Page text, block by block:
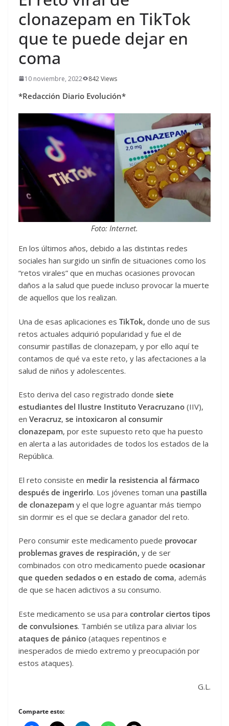
clonazepam en TikTok
que te puede dejar en
coma
10 noviembre, 2022 842 Views
*Redacción Diario Evolución*
Foto: Internet.
En los últimos años, debido a las distintas redes
sociales han surgido un sinfín de situaciones como los
“retos virales” que en muchas ocasiones provocan
daños a la salud que puede incluso provocar la muerte
de aquellos que los realizan.
Una de esas aplicaciones es TikTok, donde uno de sus
retos actuales adquirió popularidad y fue el de
consumir pastillas de clonazepam, y por ello aquí te
contamos de qué va este reto, y las afectaciones a la
salud de niños y adolescentes.
Esto deriva del caso registrado donde siete
estudiantes del Ilustre Instituto Veracruzano (IIV),
en Veracruz, se intoxicaron al consumir
clonazepam, por este supuesto reto que ha puesto
en alerta a las autoridades de todos los estados de la
República.
El reto consiste en medir la resistencia al fármaco
después de ingerirlo. Los jóvenes toman una pastilla
de clonazepam y el que logre aguantar más tiempo
sin dormir es el que se declara ganador del reto.
Pero consumir este medicamento puede provocar
problemas graves de respiración, y de ser
combinados con otro medicamento puede ocasionar
que queden sedados o en estado de coma, además
de que se hacen adictivos a su consumo.
Este medicamento se usa para controlar ciertos tipos
de convulsiones. También se utiliza para aliviar los
ataques de pánico (ataques repentinos e
inesperados de miedo extremo y preocupación por
estos ataques).
G.L.
Comparte esto: